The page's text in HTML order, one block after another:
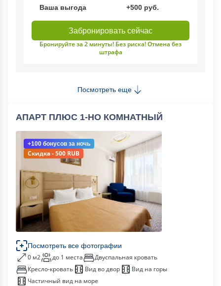
Ваша выгода +500 руб.
Забронировать сейчас
Бронируйте за 2 минуты! Без риска! Отмена без
штрафа
Посмотреть еще
АПАРТ ПЛЮС 1-НО КОМНАТНЫЙ
+100 бонусов за ночь
Скидка - 500 RUB
Посмотреть все фотографии
0 м2 до 1 места
Двуспальная кровать
Кресло-кровать
Вид во двор
Вид на горы
Частичный вид на море